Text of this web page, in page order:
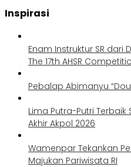
Inspirasi
Enam Instruktur SR dari
The 17th AHSR
Pebalap Abimanyu
Lima Putra-Putri Terbaik
Akhir Akpol 2026
Wamenpar Tekankan
Majukan Pariwisata RI